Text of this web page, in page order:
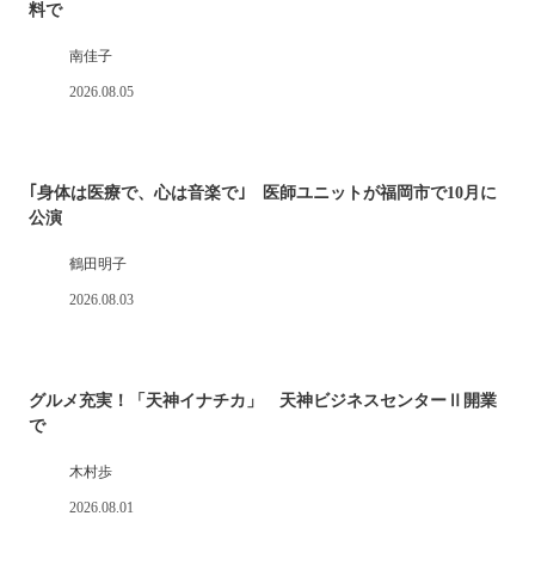
料で
南佳子
2026.08.05
｢身体は医療で、心は音楽で｣ 医師ユニットが福岡市で10月に
公演
鶴田明子
2026.08.03
グルメ充実！「天神イナチカ」 天神ビジネスセンターⅡ開業
で
木村歩
2026.08.01